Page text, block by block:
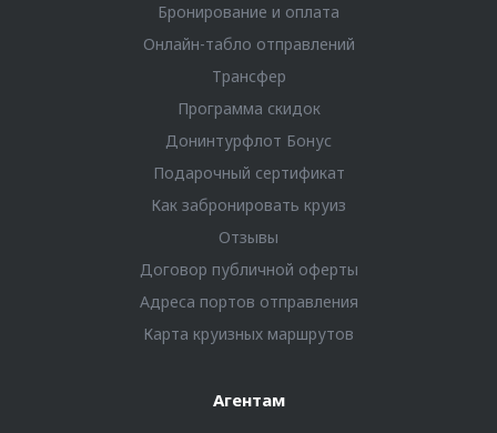
Бронирование и оплата
Онлайн-табло отправлений
Трансфер
Программа скидок
Донинтурфлот Бонус
Подарочный сертификат
Как забронировать круиз
Отзывы
Договор публичной оферты
Адреса портов отправления
Карта круизных маршрутов
Агентам